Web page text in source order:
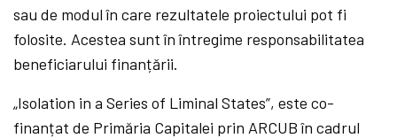
sau de modul în care rezultatele proiectului pot fi
folosite. Acestea sunt în întregime responsabilitatea
beneficiarului finanțării.
„Isolation in a Series of Liminal States”, este co-
finanțat de Primăria Capitalei prin ARCUB în cadrul